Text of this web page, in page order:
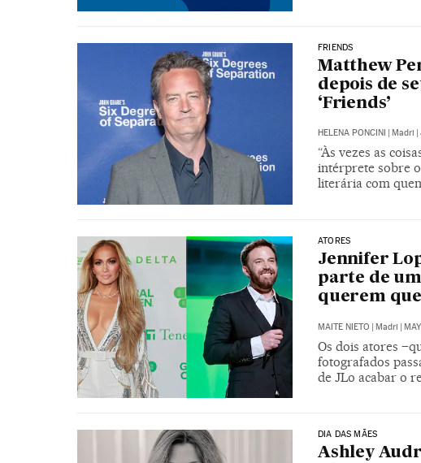
FRIENDS
Matthew
depois de
‘Friends’
HELENA PONCINI Madri
“Às vezes as
intérprete sobre
literária com
ATORES
Jennifer
parte de
querem
MAITE NIETO | Madri |
Os dois atores
fotografados
de JLo acabar o
DIA DAS MÃES
Ashley